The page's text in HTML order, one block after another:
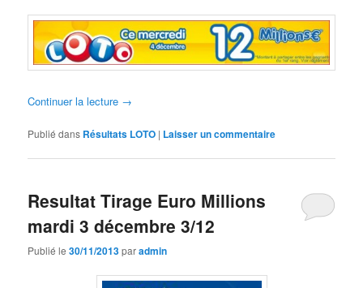
Continuer la lecture →
Publié dans Résultats LOTO | Laisser un commentaire
Resultat Tirage Euro Millions
mardi 3 décembre 3/12
Publié le30/11/2013paradmin